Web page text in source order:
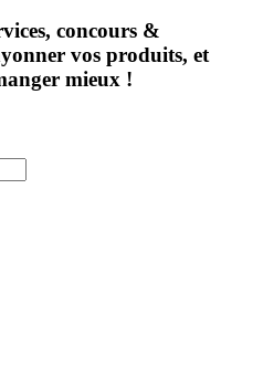
concours &
vos produits, et
mieux !